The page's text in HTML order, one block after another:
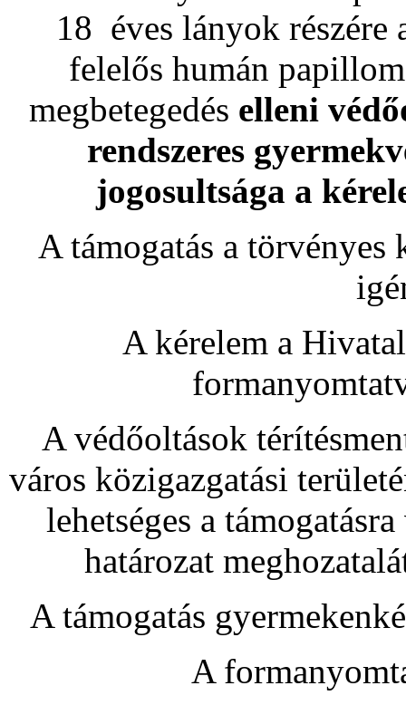
18 éves lányok részére
felelős humán
megbetegedés elleni
rendszeres
jogosultsága a
A támogatás a
A kérelem a
A védőoltások
város közigazgatási
lehetséges a
határozat
A támogatás
A